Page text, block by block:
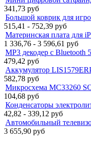
341,73 руб
Большой коврик для
515,41 - 752,39 руб
Материнская плата для
1 336,76 - 3 596,61 руб
MP3 декодер с Bluetooth
479,42 руб
Аккумулятор
582,78 руб
Микросхема MC33260
104,68 руб
Конденсаторы
42,82 - 339,12 руб
Автомобильный
3 655,90 руб